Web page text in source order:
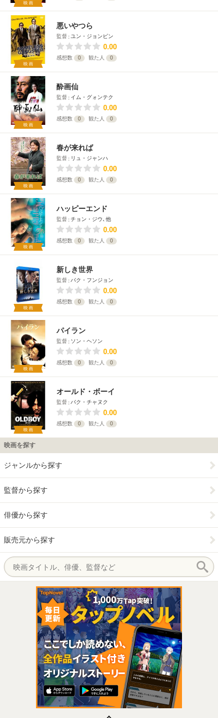
映画
映画
悪いやつら
監督 ユン・ジョンビン
0.00
感想数 0 観た人 0
映画
酔画仙
監督 イム・グォンテク
0.00
感想数 0 観た人 0
映画
春が来れば
監督 リュ・ジャンハ
0.00
感想数 0 観た人 0
映画
ハッピーエンド
監督 チョン・ジウ､他
0.00
感想数 0 観た人 0
映画
新しき世界
監督 パク・フンジョン
0.00
感想数 0 観た人 0
映画
パイラン
監督 ソン・ヘソン
0.00
感想数 0 観た人 0
映画
オールド・ボーイ
監督 パク・チャヌク
0.00
感想数 0 観た人 0
映画を探す
ジャンルから探す
監督から探す
俳優から探す
販売元から探す